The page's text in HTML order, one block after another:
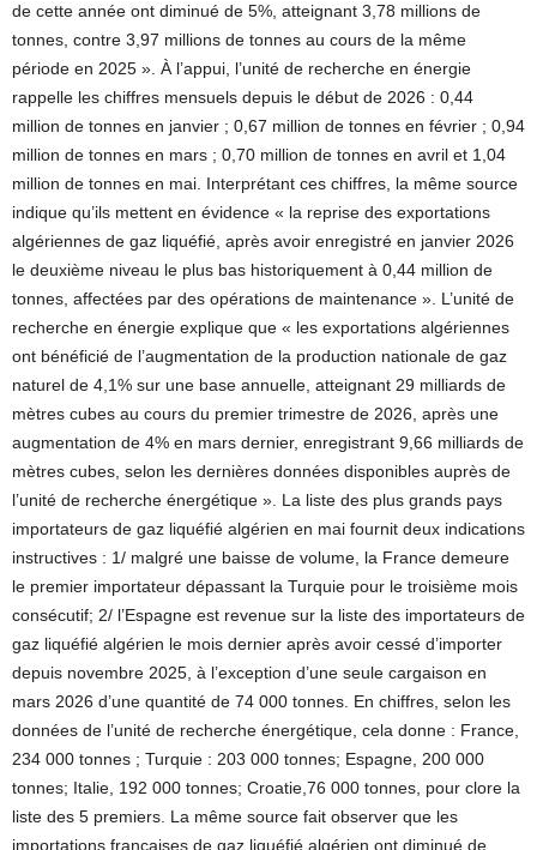
de cette année ont diminué de 5%, atteignant 3,78 millions de
tonnes, contre 3,97 millions de tonnes au cours de la même
période en 2025 ». À l’appui, l’unité de recherche en énergie
rappelle les chiffres mensuels depuis le début de 2026 : 0,44
million de tonnes en janvier ; 0,67 million de tonnes en février ; 0,94
million de tonnes en mars ; 0,70 million de tonnes en avril et 1,04
million de tonnes en mai. Interprétant ces chiffres, la même source
indique qu’ils mettent en évidence « la reprise des exportations
algériennes de gaz liquéfié, après avoir enregistré en janvier 2026
le deuxième niveau le plus bas historiquement à 0,44 million de
tonnes, affectées par des opérations de maintenance ». L’unité de
recherche en énergie explique que « les exportations algériennes
ont bénéficié de l’augmentation de la production nationale de gaz
naturel de 4,1% sur une base annuelle, atteignant 29 milliards de
mètres cubes au cours du premier trimestre de 2026, après une
augmentation de 4% en mars dernier, enregistrant 9,66 milliards de
mètres cubes, selon les dernières données disponibles auprès de
l’unité de recherche énergétique ». La liste des plus grands pays
importateurs de gaz liquéfié algérien en mai fournit deux indications
instructives : 1/ malgré une baisse de volume, la France demeure
le premier importateur dépassant la Turquie pour le troisième mois
consécutif; 2/ l’Espagne est revenue sur la liste des importateurs de
gaz liquéfié algérien le mois dernier après avoir cessé d’importer
depuis novembre 2025, à l’exception d’une seule cargaison en
mars 2026 d’une quantité de 74 000 tonnes. En chiffres, selon les
données de l’unité de recherche énergétique, cela donne : France,
234 000 tonnes ; Turquie : 203 000 tonnes; Espagne, 200 000
tonnes; Italie, 192 000 tonnes; Croatie,76 000 tonnes, pour clore la
liste des 5 premiers. La même source fait observer que les
importations françaises de gaz liquéfié algérien ont diminué de